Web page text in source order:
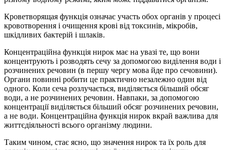
Кроветворящая функція означає участь обох органів у процесі
кровотворення і очищення крові від токсинів, мікробів,
шкідливих бактерій і шлаків.
Концентраційна функція нирок має на увазі те, що вони
концентрують і розводять сечу за допомогою виділення води і
розчинених речовин (в першу чергу мова йде про сечовини).
Органи повинні робити це практично незалежно один від
одного. Коли сеча розлучається, виділяється більший обсяг
води, а не розчинених речовин. Навпаки, за допомогою
концентрації виділяється більший обсяг розчинених речовин,
а не води. Концентраційна функція нирок вкрай важлива для
життєдіяльності всього організму людини.
Таким чином, стає ясно, що значення нирок та їх роль для